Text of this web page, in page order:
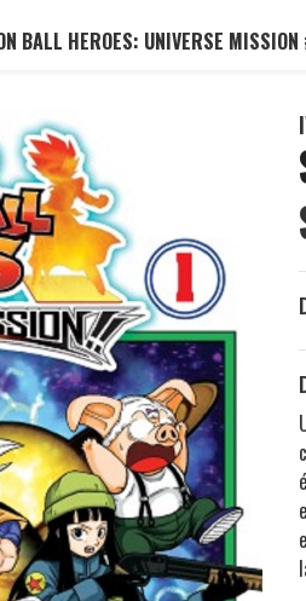
BALL HEROES: UNIVERSE